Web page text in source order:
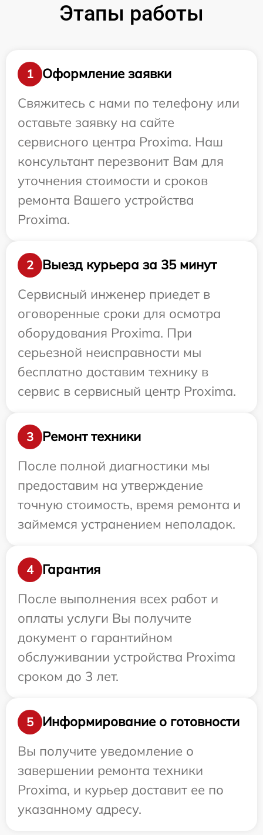
Этапы работы
1
Оформление заявки
Свяжитесь с нами по телефону или
оставьте заявку на сайте
сервисного центра Proxima. Наш
консультант перезвонит Вам для
уточнения стоимости и сроков
ремонта Вашего устройства
Proxima.
2
Выезд курьера за 35 минут
Сервисный инженер приедет в
оговоренные сроки для осмотра
оборудования Proxima. При
серьезной неисправности мы
бесплатно доставим технику в
сервис в сервисный центр Proxima.
3
Ремонт техники
После полной диагностики мы
предоставим на утверждение
точную стоимость, время ремонта и
займемся устранением неполадок.
4
Гарантия
После выполнения всех работ и
оплаты услуги Вы получите
документ о гарантийном
обслуживании устройства Proxima
сроком до 3 лет.
5
Информирование о готовности
Вы получите уведомление о
завершении ремонта техники
Proxima, и курьер доставит ее по
указанному адресу.